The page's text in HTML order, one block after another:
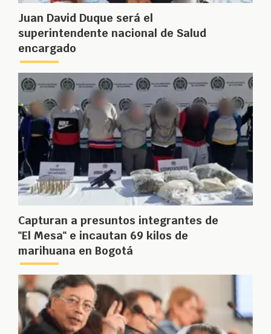
Juan David Duque será el
superintendente nacional de Salud
encargado
Capturan a presuntos integrantes de
"El Mesa" e incautan 69 kilos de
marihuana en Bogotá